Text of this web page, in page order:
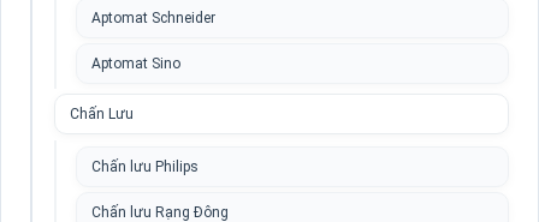
Aptomat Schneider
Aptomat Sino
Chấn Lưu
Chấn lưu Philips
Chấn lưu Rạng Đông